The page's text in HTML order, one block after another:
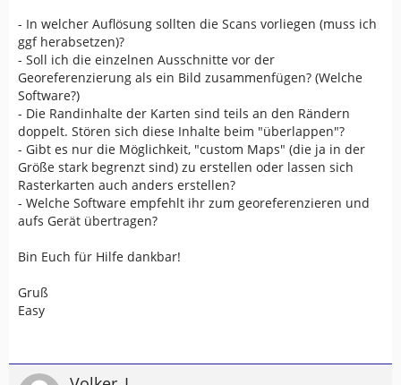
- In welcher Auflösung sollten die Scans vorliegen (muss ich
ggf herabsetzen)?
- Soll ich die einzelnen Ausschnitte vor der
Georeferenzierung als ein Bild zusammenfügen? (Welche
Software?)
- Die Randinhalte der Karten sind teils an den Rändern
doppelt. Stören sich diese Inhalte beim "überlappen"?
- Gibt es nur die Möglichkeit, "custom Maps" (die ja in der
Größe stark begrenzt sind) zu erstellen oder lassen sich
Rasterkarten auch anders erstellen?
- Welche Software empfehlt ihr zum georeferenzieren und
aufs Gerät übertragen?
Bin Euch für Hilfe dankbar!
Gruß
Easy